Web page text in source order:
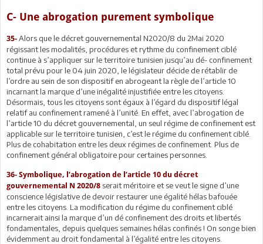
C- Une abrogation purement symbolique
35- Alors que le décret gouvernemental N2020/8 du 2Mai 2020
régissant les modalités, procédures et rythme du confinement ciblé
continue à s’appliquer sur le territoire tunisien jusqu’au dé- confinement
total prévu pour le 04 juin 2020, le législateur décide de rétablir de
l’ordre au sein de son dispositif en abrogeant la règle de l’article 10
incarnant la marque d’une inégalité injustifiée entre les citoyens.
Désormais, tous les citoyens sont égaux à l’égard du dispositif légal
relatif au confinement ramené à l’unité. En effet, avec l’abrogation de
l’article 10 du décret gouvernemental, un seul régime de confinement est
applicable sur le territoire tunisien, c’est le régime du confinement ciblé.
Plus de cohabitation entre les deux régimes de confinement. Plus de
confinement général obligatoire pour certaines personnes.
36- Symbolique, l’abrogation de l’article 10 du décret
gouvernemental N 2020/8 serait méritoire et se veut le signe d’une
conscience législative de devoir restaurer une égalité hélas bafouée
entre les citoyens. La modification du régime du confinement ciblé
incarnerait ainsi la marque d’un dé confinement des droits et libertés
fondamentales, depuis quelques semaines hélas confinés ! On songe bien
évidemment au droit fondamental à l’égalité entre les citoyens.